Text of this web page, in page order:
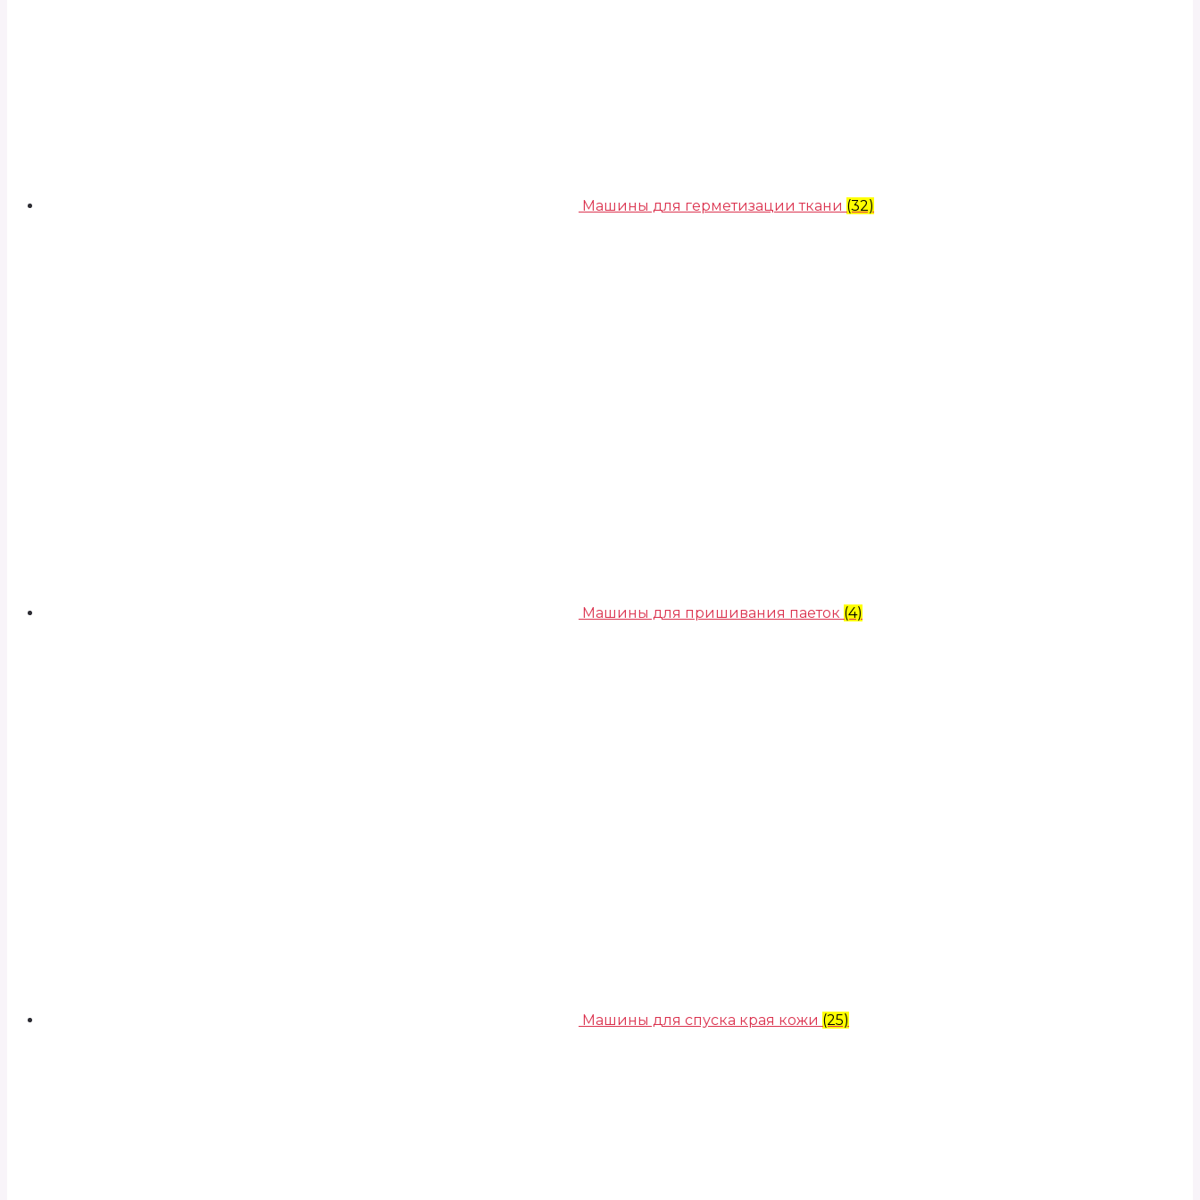
Машины для герметизации ткани (32)
Машины для пришивания паеток (4)
Машины для спуска края кожи (25)